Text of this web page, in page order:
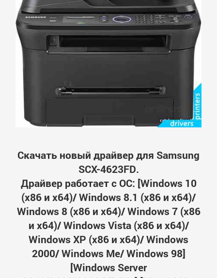
Скачать новый драйвер для Samsung
SCX-4623FD.
Драйвер работает с ОС: [Windows 10
(x86 и x64)/ Windows 8.1 (x86 и x64)/
Windows 8 (x86 и x64)/ Windows 7 (x86
и x64)/ Windows Vista (x86 и x64)/
Windows XP (x86 и x64)/ Windows
2000/ Windows Me/ Windows 98]
[Windows Server